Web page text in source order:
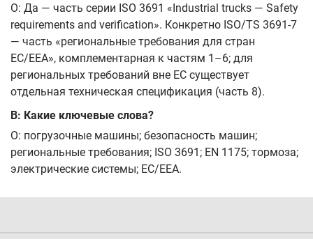
О: Да — часть серии ISO 3691 «Industrial trucks — Safety
requirements and verification». Конкретно ISO/TS 3691-7
— часть «региональные требования для стран
EC/EEA», комплементарная к частям 1–6; для
региональных требований вне EC существует
отдельная техническая спецификация (часть 8).
В: Какие ключевые слова?
О: погрузочные машины; безопасность машин;
региональные требования; ISO 3691; EN 1175; тормоза;
электрические системы; EC/EEA.